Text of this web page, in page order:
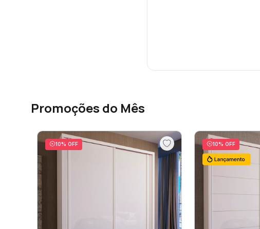
Promoções do Mês
10% OFF 10% OFF